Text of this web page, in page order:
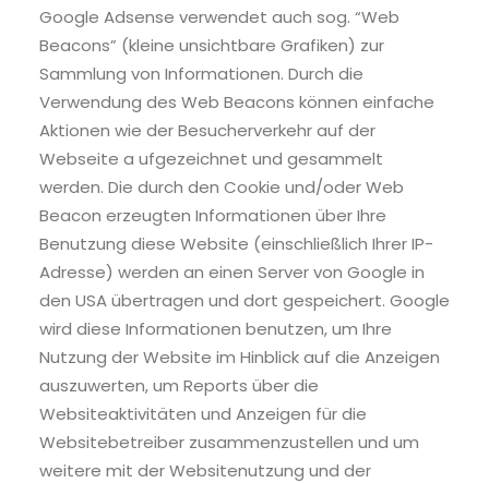
Google Adsense verwendet auch sog. “Web
Beacons” (kleine unsichtbare Grafiken) zur
Sammlung von Informationen. Durch die
Verwendung des Web Beacons können einfache
Aktionen wie der Besucherverkehr auf der
Webseite a ufgezeichnet und gesammelt
werden. Die durch den Cookie und/oder Web
Beacon erzeugten Informationen über Ihre
Benutzung diese Website (einschließlich Ihrer IP-
Adresse) werden an einen Server von Google in
den USA übertragen und dort gespeichert. Google
wird diese Informationen benutzen, um Ihre
Nutzung der Website im Hinblick auf die Anzeigen
auszuwerten, um Reports über die
Websiteaktivitäten und Anzeigen für die
Websitebetreiber zusammenzustellen und um
weitere mit der Websitenutzung und der